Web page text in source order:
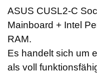
ASUS CUSL2-C
Mainboard + Intel
RAM.
Es handelt sich um
als voll